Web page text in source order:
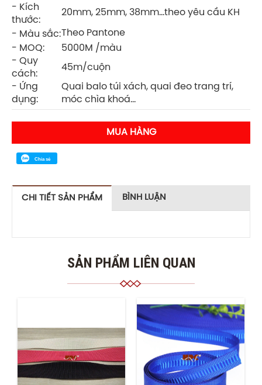
- Kích
thước:
20mm, 25mm, 38mm...theo yêu cầu KH
- Màu sắc:Theo Pantone
- MOQ:
5000M /màu
- Quy
cách:
45m/cuộn
- Ứng
dụng:
Quai balo túi xách, quai đeo trang trí,
móc chìa khoá...
MUA HÀNG
Chia sẻ
CHI TIẾT SẢN PHẨM BÌNH LUẬN
SẢN PHẨM LIÊN QUAN